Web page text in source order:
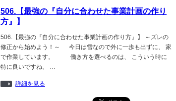
506.【最強の『自分に合わせた事業計画の作り
方』】
506.【最強の『自分に合わせた事業計画の作り方』】 ～ズレの
修正から始めよう！～ 今日は雪なので外に一歩も出ずに、 家
で作業しています。 働き方を選べるのは、 こういう時に
特に良いですね。 …
詳細を見る